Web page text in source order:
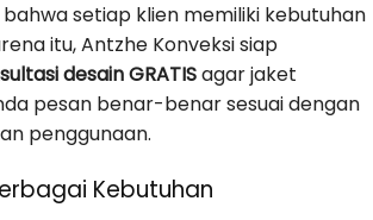
setiap klien memiliki kebutuhan
itu, Antzhe Konveksi siap
desain GRATISagar jaket
pesan benar-benar sesuai dengan
penggunaan.
Kebutuhan